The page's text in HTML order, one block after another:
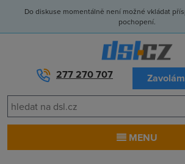
Do diskuse momentálně není možné vkládat
pochopení.
277 270 707
MENU